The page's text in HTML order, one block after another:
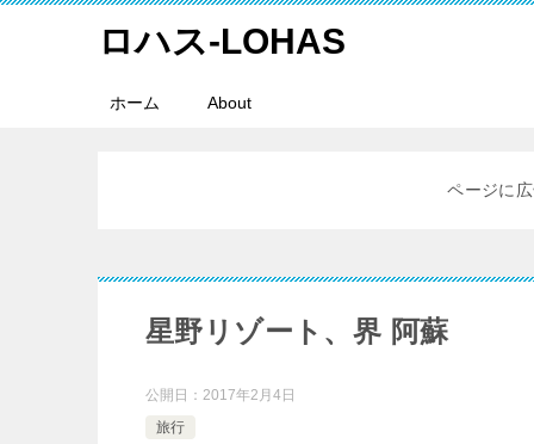
ロハス-LOHAS
ホーム About
ページに
星野リゾート、界 阿蘇
公開日： 2017年2月4日
旅行